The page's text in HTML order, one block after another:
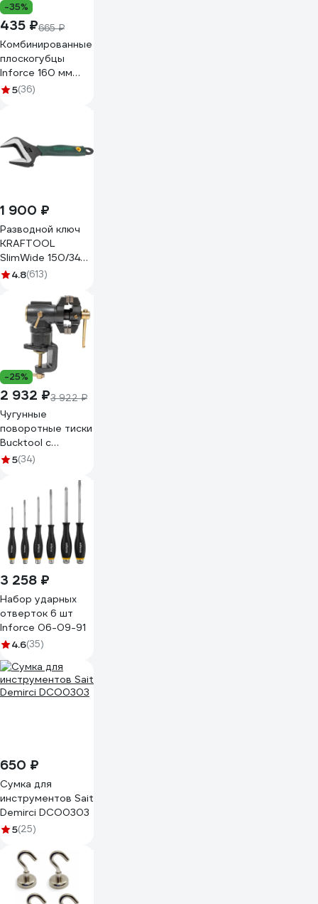
-35%
435 ₽665 ₽
Комбинированные
плоскогубцы
Inforce 160 мм
06-18-01
5(36)
1 900 ₽
Разводной ключ
KRAFTOOL
SlimWide 150/34
мм 27258-15
4.8(613)
-25%
2 932 ₽3 922 ₽
Чугунные
поворотные тиски
Bucktool с
наковальней и
100мм, 3.4кг DT-
5(34)
3 258 ₽
Набор ударных
отверток 6 шт
Inforce 06-09-91
4.6(35)
650 ₽
Сумка для
инструментов Sait
Demirci DCO0303
5(25)